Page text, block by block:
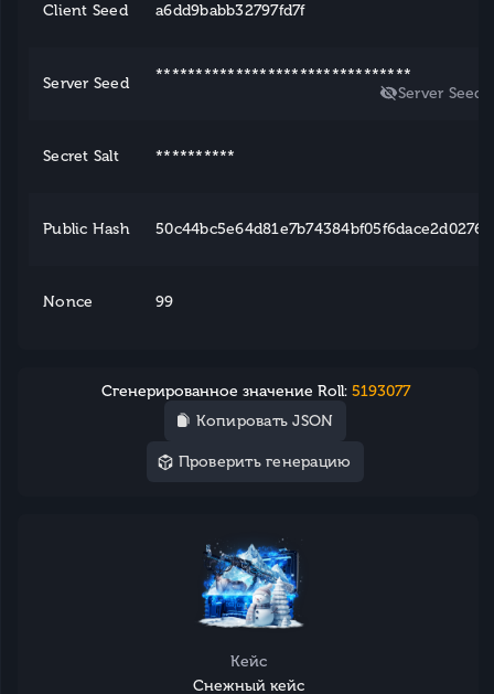
Client Seed a6dd9babb32797fd7f
Server Seed
********************************
Server Seed
Secret Salt **********
Public Hash
Nonce 99
Сгенерированное значение Roll: 5193077
Копировать JSON
Проверить генерацию
Кейс
Снежный кейс